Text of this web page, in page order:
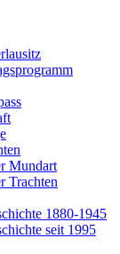
Mundart
Trachten
1880-1945
seit 1995